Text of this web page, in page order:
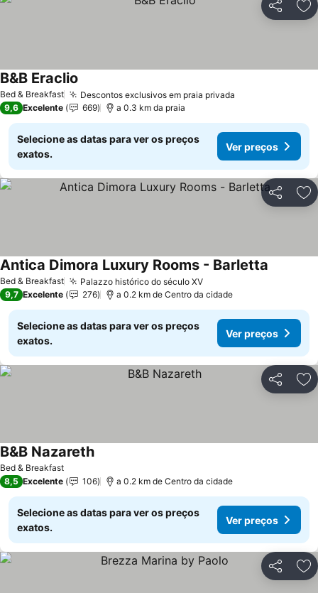
Partilhar
Bed & Breakfast Descontos exclusivos em praia privada
B&B Eraclio
9,6 Excelente 669 a 0.3 km da praia
Selecione as datas para ver os preços
exatos.
Ver preços
Partilhar
Bed & Breakfast Palazzo histórico do século XV
Antica Dimora Luxury Rooms - Barletta
9,7 Excelente 276 a 0.2 km de Centro da cidade
Selecione as datas para ver os preços
exatos.
Ver preços
Partilhar
Bed & Breakfast
B&B Nazareth
8,5 Excelente 106 a 0.2 km de Centro da cidade
Selecione as datas para ver os preços
exatos.
Ver preços
Partilhar